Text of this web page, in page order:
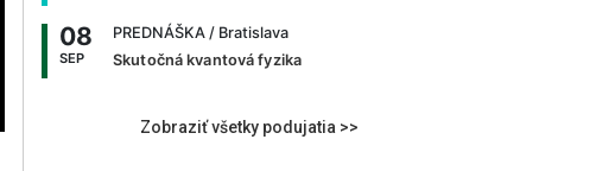
08
SEP
PREDNÁŠKA / Bratislava
Skutočná kvantová fyzika
Zobraziť všetky podujatia >>